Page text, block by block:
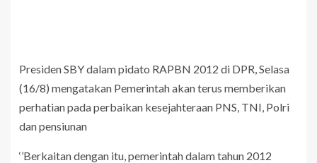
Presiden SBY dalam pidato RAPBN 2012 di DPR, Selasa
(16/8) mengatakan Pemerintah akan terus memberikan
perhatian pada perbaikan kesejahteraan PNS, TNI, Polri
dan pensiunan
‘’Berkaitan dengan itu, pemerintah dalam tahun 2012